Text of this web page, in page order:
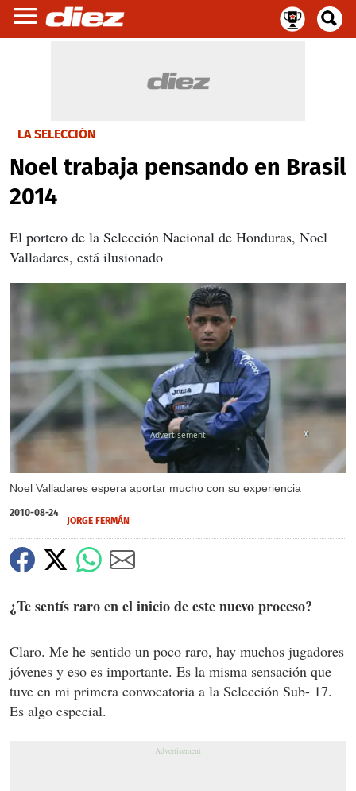
LA SELECCIÓN
Noel trabaja pensando en Brasil
2014
El portero de la Selección Nacional de Honduras, Noel
Valladares, está ilusionado
Noel Valladares espera aportar mucho con su experiencia
X
2010-08-24
JORGE FERMÁN
¿Te sentís raro en el inicio de este nuevo proceso?
Claro. Me he sentido un poco raro, hay muchos jugadores
jóvenes y eso es importante. Es la misma sensación que
tuve en mi primera convocatoria a la Selección Sub- 17.
Es algo especial.